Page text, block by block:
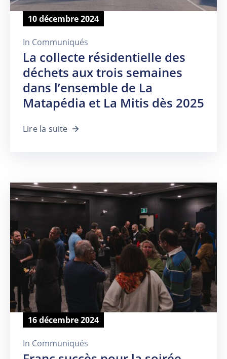
10 décembre 2024
In Communiqués
La collecte résidentielle des
déchets aux trois semaines
dans l’ensemble de La
Matapédia et La Mitis dès 2025
Lire la suite
16 décembre 2024
In Communiqués